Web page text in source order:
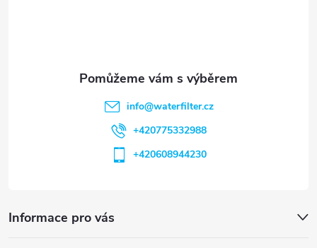
Informace pro vás
info@waterfilter.cz
+420775332988
+420608944230